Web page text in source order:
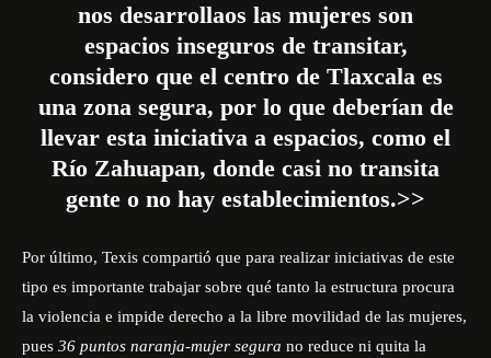
nos desarrollaos las mujeres son
espacios inseguros de transitar,
considero que el centro de Tlaxcala es
una zona segura, por lo que deberían de
llevar esta iniciativa a espacios, como el
Río Zahuapan, donde casi no transita
gente o no hay establecimientos.>>
Por último, Texis compartió que para realizar iniciativas de este
tipo es importante trabajar sobre qué tanto la estructura procura
la violencia e impide derecho a la libre movilidad de las mujeres,
pues 36 puntos naranja-mujer segura no reduce ni quita la